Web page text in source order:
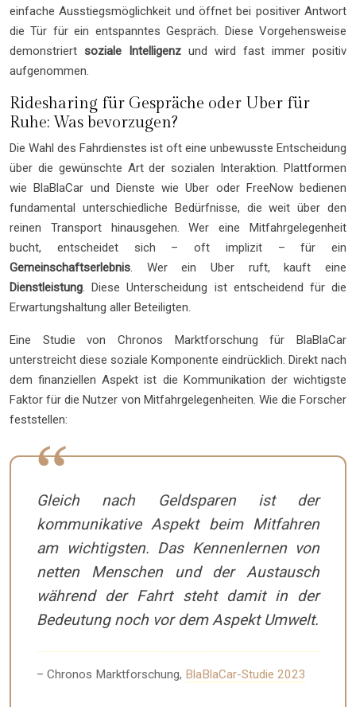
einfache Ausstiegsmöglichkeit und öffnet bei positiver Antwort
die Tür für ein entspanntes Gespräch. Diese Vorgehensweise
demonstriert soziale Intelligenz und wird fast immer positiv
aufgenommen.
Ridesharing für Gespräche oder Uber für
Ruhe: Was bevorzugen?
Die Wahl des Fahrdienstes ist oft eine unbewusste Entscheidung
über die gewünschte Art der sozialen Interaktion. Plattformen
wie BlaBlaCar und Dienste wie Uber oder FreeNow bedienen
fundamental unterschiedliche Bedürfnisse, die weit über den
reinen Transport hinausgehen. Wer eine Mitfahrgelegenheit
bucht, entscheidet sich – oft implizit – für ein
Gemeinschaftserlebnis. Wer ein Uber ruft, kauft eine
Dienstleistung. Diese Unterscheidung ist entscheidend für die
Erwartungshaltung aller Beteiligten.
Eine Studie von Chronos Marktforschung für BlaBlaCar
unterstreicht diese soziale Komponente eindrücklich. Direkt nach
dem finanziellen Aspekt ist die Kommunikation der wichtigste
Faktor für die Nutzer von Mitfahrgelegenheiten. Wie die Forscher
feststellen:
Gleich nach Geldsparen ist der
kommunikative Aspekt beim Mitfahren
am wichtigsten. Das Kennenlernen von
netten Menschen und der Austausch
während der Fahrt steht damit in der
Bedeutung noch vor dem Aspekt Umwelt.
– Chronos Marktforschung, BlaBlaCar-Studie 2023